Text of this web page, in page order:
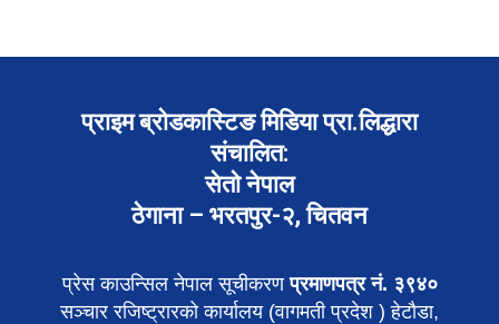
प्राइम ब्रोडकास्टिङ मिडिया प्रा.लिद्धारा
संचालित:
सेतो नेपाल
ठेगाना – भरतपुर-२, चितवन
प्रेस काउन्सिल नेपाल सूचीकरणप्रमाणपत्र नं. ३९४०
सञ्चार रजिष्ट्रारको कार्यालय (वागमती प्रदेश ) हेटौडा,